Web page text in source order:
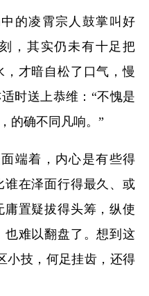
的凌霄宗人鼓掌叫好
，其实仍未有十足把
才暗自松了口气，慢
时送上恭维：“不愧是
的确不同凡响。”
端着，内心是有些得
在泽面行得最久、或
置疑拔得头筹，纵使
难以翻盘了。想到这
小技，何足挂齿，还得